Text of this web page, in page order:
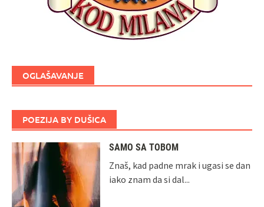
OGLAŠAVANJE
POEZIJA BY DUŠICA
SAMO SA TOBOM
Znaš, kad padne mrak i ugasi se dan
iako znam da si dal...